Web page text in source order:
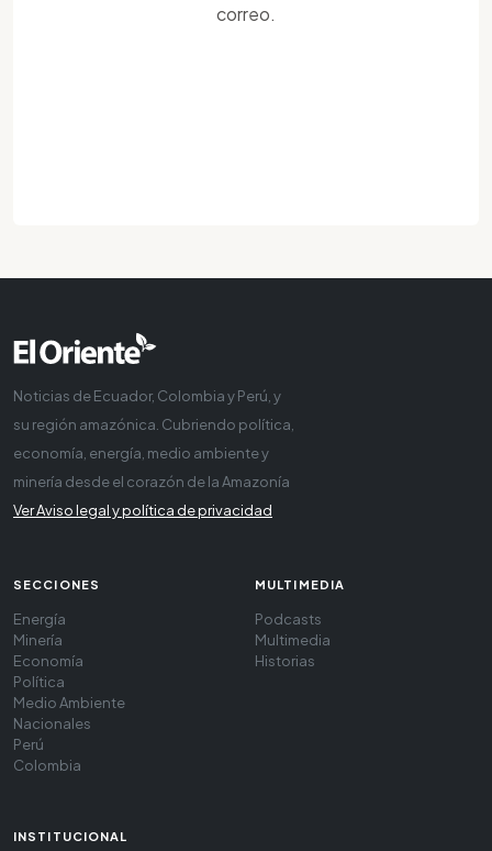
correo.
Noticias de Ecuador, Colombia y Perú, y
su región amazónica. Cubriendo política,
economía, energía, medio ambiente y
minería desde el corazón de la Amazonía
Ver Aviso legal y política de privacidad
SECCIONES
Energía
Minería
Economía
Política
Medio Ambiente
Nacionales
Perú
Colombia
MULTIMEDIA
Podcasts
Multimedia
Historias
INSTITUCIONAL